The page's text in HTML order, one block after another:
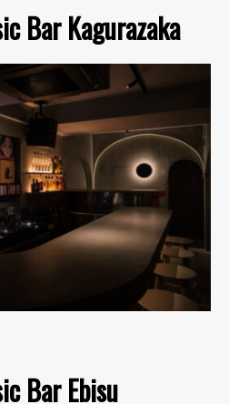
Bar Kagurazaka
Bar Ebisu